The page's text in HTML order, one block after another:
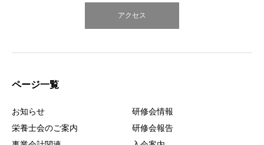
アクセス
ページ一覧
お知らせ
栄養士会のご案内
研修会情報
研修会報告